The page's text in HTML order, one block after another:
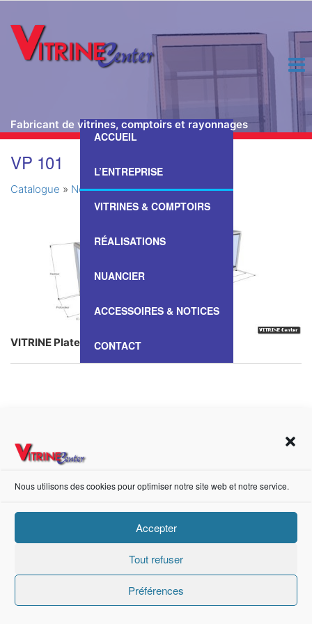
Nous utilisons des cookies pour optimiser notre site web et notre service.
Accepter
Tout refuser
Préférences
Fabricant de vitrines, comptoirs et rayonnages
ACCUEIL
L’ENTREPRISE
VITRINES & COMPTOIRS
RÉALISATIONS
NUANCIER
ACCESSOIRES & NOTICES
CONTACT
VP 101
Catalogue » Nos Vitrines & Comptoirs»VP 101
VITRINE Plate – VP 101
https://fr-fr.facebook.com/pages/category/Metal-Supplier/Vitrine-Center-1847745018840053/